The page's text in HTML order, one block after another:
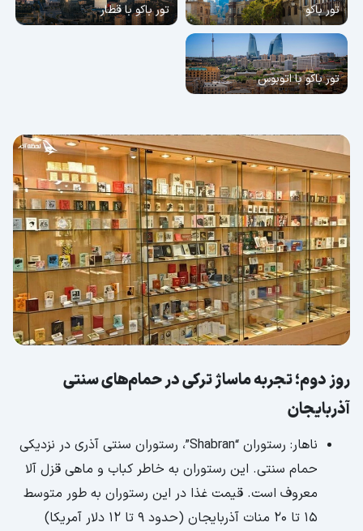
تور باکو تور باکو با قطار
تور باکو با اتوبوس
روز دوم؛ تجربه ماساژ ترکی در حمام‌های سنتی
آذربایجان
ناهار: رستوران “Shabran”، رستوران سنتی آذری در نزدیکی
حمام سنتی. این رستوران به خاطر کباب و ماهی قزل آلا
معروف است. قیمت غذا در این رستوران به طور متوسط
15 تا 20 منات آذربایجان (حدود 9 تا 12 دلار آمریکا)